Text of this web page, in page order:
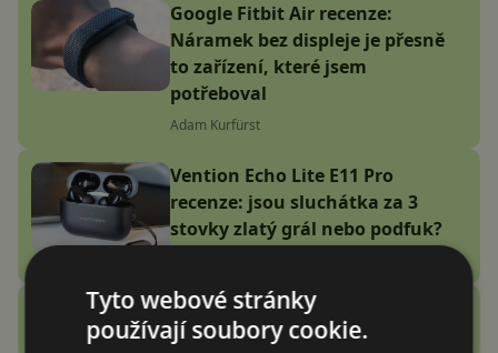
Google Fitbit Air recenze:
Náramek bez displeje je přesně
to zařízení, které jsem
potřeboval
Adam Kurfürst
Vention Echo Lite E11 Pro
recenze: jsou sluchátka za 3
stovky zlatý grál nebo podfuk?
Zobrazit další
Recenze
Tyto webové stránky
používají soubory cookie.